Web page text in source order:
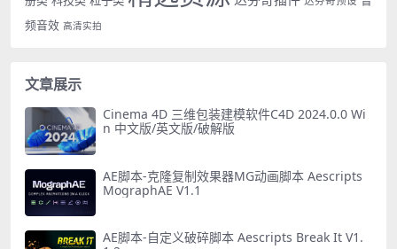
频音效 高清实拍
文章展示
Cinema 4D 三维包装建模软件C4D 2024.0.0 Wi
n 中文版/英文版/破解版
AE脚本-克隆复制效果器MG动画脚本 Aescripts
MographAE V1.1
AE脚本-自定义破碎脚本 Aescripts Break It V1.